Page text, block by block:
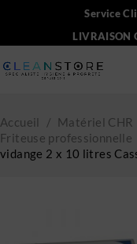
Service
LIVRAISON
Accueil / Matériel CHR
Friteuse professionnelle
vidange 2 x 10 litres